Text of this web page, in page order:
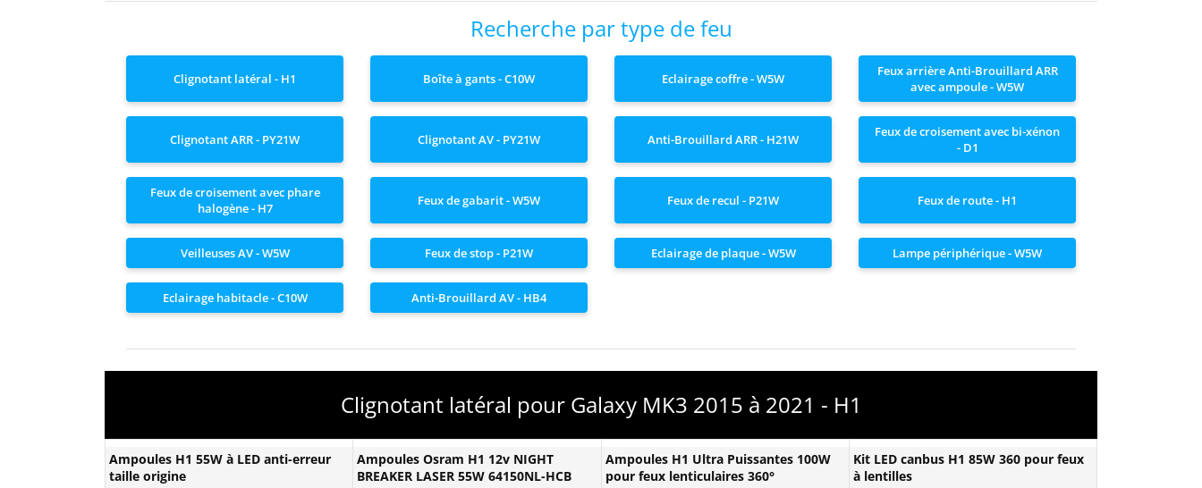
Recherche par type de feu
Clignotant latéral - H1 Boîte à gants - C10W Eclairage coffre - W5W
Feux arrière Anti-Brouillard ARR
avec ampoule - W5W
Clignotant ARR - PY21W Clignotant AV - PY21W Anti-Brouillard ARR - H21W
Feux de croisement avec bi-xénon
- D1
Feux de croisement avec phare
halogène - H7
Feux de gabarit - W5W Feux de recul - P21W Feux de route - H1
Veilleuses AV - W5W Feux de stop - P21W Eclairage de plaque - W5W Lampe périphérique - W5W
Eclairage habitacle - C10W Anti-Brouillard AV - HB4
Clignotant latéral pour Galaxy MK3 2015 à 2021 - H1
Ampoules H1 55W à LED anti-erreur
taille origine
Ampoules Osram H1 12v NIGHT
BREAKER LASER 55W 64150NL-HCB
Ampoules H1 Ultra Puissantes 100W
pour feux lenticulaires 360°
Kit LED canbus H1 85W 360 pour feux
à lentilles